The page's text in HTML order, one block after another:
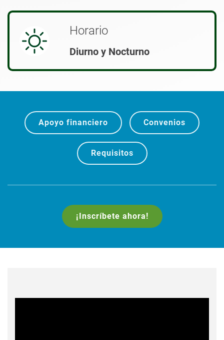
Horario
Diurno y Nocturno
Apoyo financiero Convenios
Requisitos
¡Inscríbete ahora!